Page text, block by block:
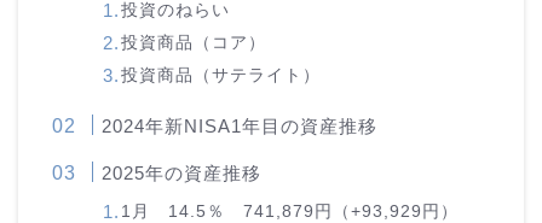
投資のねらい
投資商品（コア）
投資商品（サテライト）
2024年新NISA1年目の資産推移
2025年の資産推移
1月 14.5％ 741,879円（+93,929円）